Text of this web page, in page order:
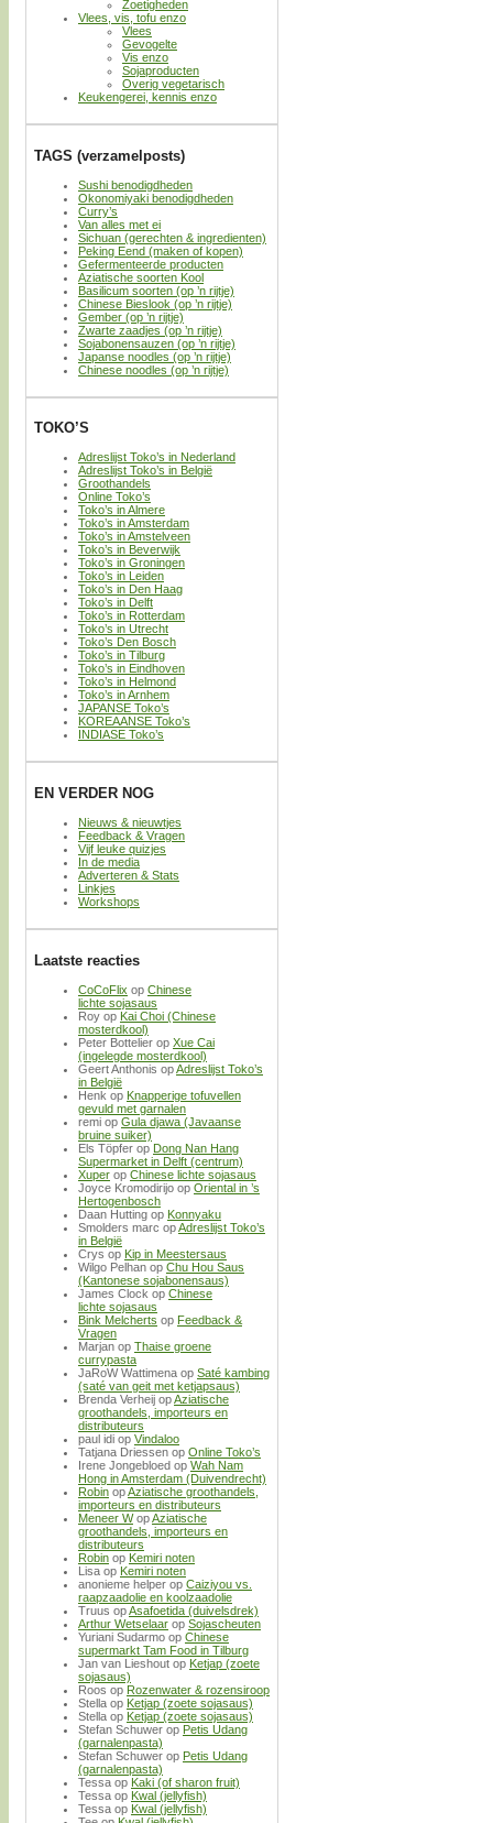
Zoetigheden
Vlees, vis, tofu enzo
Vlees
Gevogelte
Vis enzo
Sojaproducten
Overig vegetarisch
Keukengerei, kennis enzo
TAGS (verzamelposts)
Sushi benodigdheden
Okonomiyaki benodigdheden
Curry’s
Van alles met ei
Sichuan (gerechten & ingredienten)
Peking Eend (maken of kopen)
Gefermenteerde producten
Aziatische soorten Kool
Basilicum soorten (op ’n rijtje)
Chinese Bieslook (op ’n rijtje)
Gember (op ’n rijtje)
Zwarte zaadjes (op ’n rijtje)
Sojabonensauzen (op ’n rijtje)
Japanse noodles (op ’n rijtje)
Chinese noodles (op ’n rijtje)
TOKO’S
Adreslijst Toko’s in Nederland
Adreslijst Toko’s in België
Groothandels
Online Toko’s
Toko’s in Almere
Toko’s in Amsterdam
Toko’s in Amstelveen
Toko’s in Beverwijk
Toko’s in Groningen
Toko’s in Leiden
Toko’s in Den Haag
Toko’s in Delft
Toko’s in Rotterdam
Toko’s in Utrecht
Toko’s Den Bosch
Toko’s in Tilburg
Toko’s in Eindhoven
Toko’s in Helmond
Toko’s in Arnhem
JAPANSE Toko’s
KOREAANSE Toko’s
INDIASE Toko’s
EN VERDER NOG
Nieuws & nieuwtjes
Feedback & Vragen
Vijf leuke quizjes
In de media
Adverteren & Stats
Linkjes
Workshops
Laatste reacties
CoCoFlix op Chinese
lichte sojasaus
Roy op Kai Choi (Chinese
mosterdkool)
Peter Bottelier op Xue Cai
(ingelegde mosterdkool)
Geert Anthonis opAdreslijst Toko’s
in België
Henk op Knapperige tofuvellen
gevuld met garnalen
remi op Gula djawa (Javaanse
bruine suiker)
Els Töpfer op Dong Nan Hang
Supermarket in Delft (centrum)
Xuper op Chinese lichte sojasaus
Joyce Kromodirijo op Oriental in ’s
Hertogenbosch
Daan Hutting op Konnyaku
Smolders marc opAdreslijst Toko’s
in België
Crys op Kip in Meestersaus
Wilgo Pelhan op Chu Hou Saus
(Kantonese sojabonensaus)
James Clock op Chinese
lichte sojasaus
Bink Melcherts op Feedback &
Vragen
Marjan op Thaise groene
currypasta
JaRoW Wattimena op Saté kambing
(saté van geit met ketjapsaus)
Brenda Verheij opAziatische
groothandels, importeurs en
distributeurs
paul idi op Vindaloo
Tatjana Driessen op Online Toko’s
Irene Jongebloed op Wah Nam
Hong in Amsterdam (Duivendrecht)
Robin opAziatische groothandels,
importeurs en distributeurs
Meneer WopAziatische
groothandels, importeurs en
distributeurs
Robin op Kemiri noten
Lisa op Kemiri noten
anonieme helper op Caiziyou vs.
raapzaadolie en koolzaadolie
Truus opAsafoetida (duivelsdrek)
Arthur Wetselaar op Sojascheuten
Yuriani Sudarmo op Chinese
supermarkt Tam Food in Tilburg
Jan van Lieshout op Ketjap (zoete
sojasaus)
Roos op Rozenwater & rozensiroop
Stella op Ketjap (zoete sojasaus)
Stella op Ketjap (zoete sojasaus)
Stefan Schuwer op Petis Udang
(garnalenpasta)
Stefan Schuwer op Petis Udang
(garnalenpasta)
Tessa op Kaki (of sharon fruit)
Tessa op Kwal (jellyfish)
Tessa op Kwal (jellyfish)